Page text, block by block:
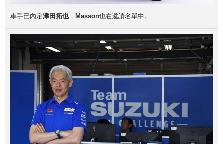
車手已內定津田拓也， Masson也在邀請名單中。